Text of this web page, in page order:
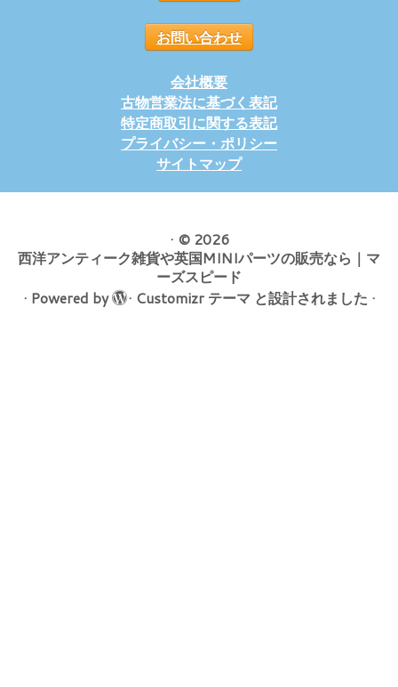
お問い合わせ
会社概要
古物営業法に基づく表記
特定商取引に関する表記
プライバシー・ポリシー
サイトマップ
· © 2026
西洋アンティーク雑貨や英国MINIパーツの販売なら｜マ
ーズスピード
· Powered by · Customizr テーマ と設計されました ·